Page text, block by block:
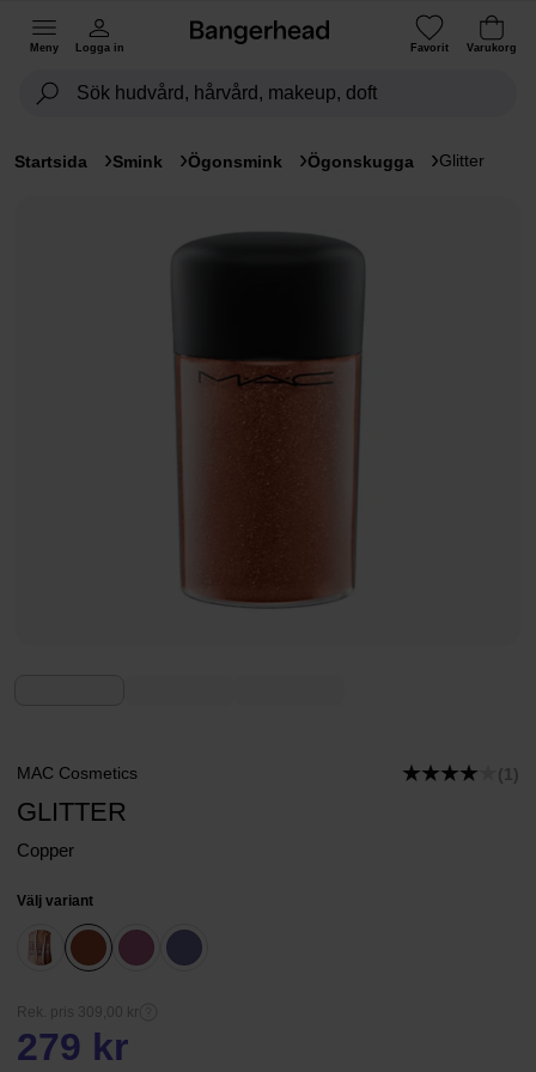
Meny Logga in Favorit Varukorg
Startsida Smink Ögonsmink Ögonskugga Glitter
MAC Cosmetics (1)
GLITTER
Copper
Välj variant
Rek. pris 309,00 kr
279 kr